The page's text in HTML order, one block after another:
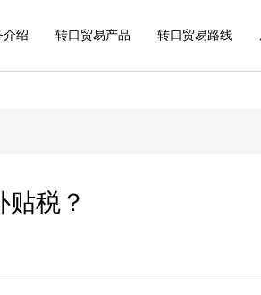
介绍 转口贸易产品 转口贸易路线
税？